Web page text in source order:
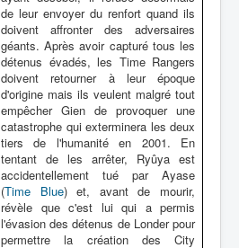
de leur envoyer du renfort quand ils
doivent affronter des adversaires
géants. Après avoir capturé tous les
détenus évadés, les Time Rangers
doivent retourner à leur époque
d'origine mais ils veulent malgré tout
empêcher Gien de provoquer une
catastrophe qui exterminera les deux
tiers de l'humanité en 2001. En
tentant de les arrêter, Ryûya est
accidentellement tué par Ayase
(Time Blue) et, avant de mourir,
révèle que c'est lui qui a permis
l'évasion des détenus de Londer pour
permettre la création des City